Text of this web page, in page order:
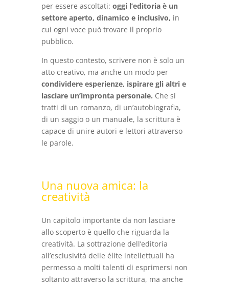
per essere ascoltati: oggi l’editoria è un
settore aperto, dinamico e inclusivo, in
cui ogni voce può trovare il proprio
pubblico.
In questo contesto, scrivere non è solo un
atto creativo, ma anche un modo per
condividere esperienze, ispirare gli altri e
lasciare un’impronta personale. Che si
tratti di un romanzo, di un’autobiografia,
di un saggio o un manuale, la scrittura è
capace di unire autori e lettori attraverso
le parole.
Una nuova amica: la
creatività
Un capitolo importante da non lasciare
allo scoperto è quello che riguarda la
creatività. La sottrazione dell’editoria
all’esclusività delle élite intellettuali ha
permesso a molti talenti di esprimersi non
soltanto attraverso la scrittura, ma anche